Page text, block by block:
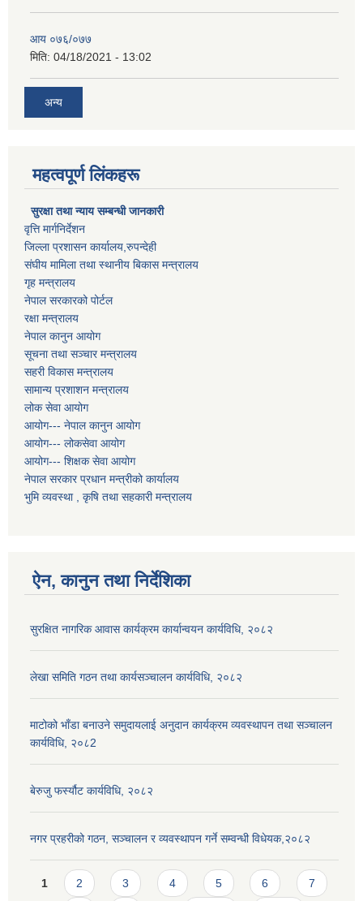
आय ०७६/०७७
मिति: 04/18/2021 - 13:02
अन्य
महत्वपूर्ण लिंकहरू
सुरक्षा तथा न्याय सम्बन्धी जानकारी
वृत्ति मार्गनिर्देशन
जिल्ला प्रशासन कार्यालय,रुपन्देही
संघीय मामिला तथा स्थानीय बिकास मन्त्रालय
गृह मन्त्रालय
नेपाल सरकारको पोर्टल
रक्षा मन्त्रालय
नेपाल कानुन आयोग
सूचना तथा सञ्चार मन्त्रालय
सहरी विकास मन्त्रालय
सामान्य प्रशाशन मन्त्रालय
लोक सेवा आयोग
आयोग--- नेपाल कानुन आयोग
आयोग--- लोकसेवा आयोग
आयोग--- शिक्षक सेवा आयोग
नेपाल सरकार प्रधान मन्त्रीको कार्यालय
भुमि व्यवस्था , कृषि तथा सहकारी मन्त्रालय
ऐन, कानुन तथा निर्देशिका
सुरक्षित नागरिक आवास कार्यक्रम कार्यान्वयन कार्यविधि, २०८२
लेखा समिति गठन तथा कार्यसञ्चालन कार्यविधि, २०८२
माटोको भाँडा बनाउने समुदायलाई अनुदान कार्यक्रम व्यवस्थापन तथा सञ्चालन
कार्यविधि, २०८2
बेरुजु फर्स्यौट कार्यविधि, २०८२
नगर प्रहरीको गठन, सञ्चालन र व्यवस्थापन गर्ने सम्वन्धी विधेयक,२०८२
Pages
1 2 3 4 5 6 7